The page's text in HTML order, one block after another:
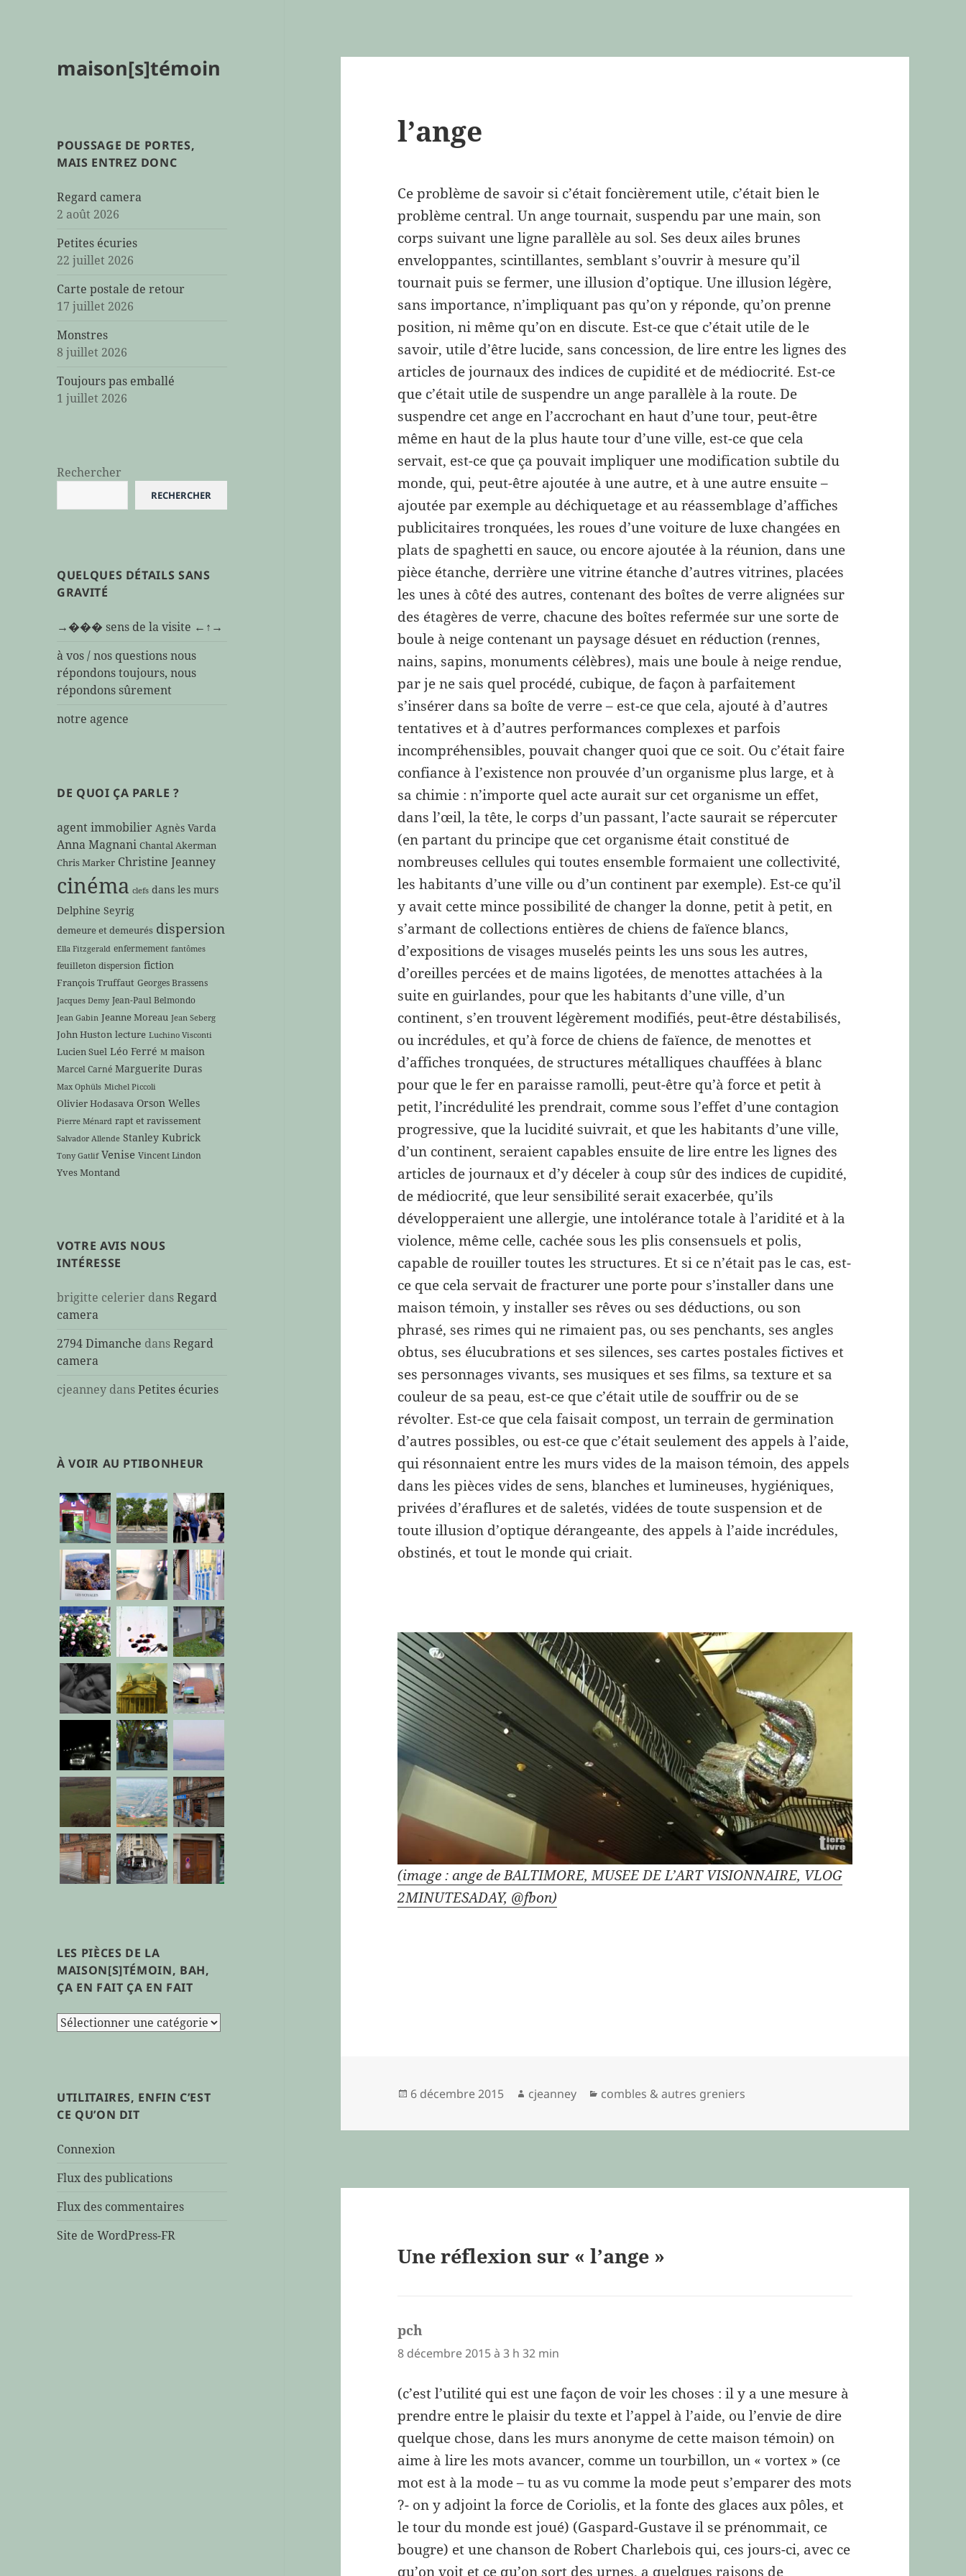
maison[s]témoin
POUSSAGE DE PORTES,
MAIS ENTREZ DONC
Regard camera
2 août 2026
Petites écuries
22 juillet 2026
Carte postale de retour
17 juillet 2026
Monstres
8 juillet 2026
Toujours pas emballé
1 juillet 2026
Rechercher
RECHERCHER
QUELQUES DÉTAILS SANS
GRAVITÉ
→��� sens de la visite ←↑→
à vos / nos questions nous
répondons toujours, nous
répondons sûrement
notre agence
DE QUOI ÇA PARLE ?
agent immobilier Agnès Varda
Anna Magnani Chantal Akerman
Chris Marker Christine Jeanney
cinéma clefs dans les murs
Delphine Seyrig
demeure et demeurés dispersion
Ella Fitzgerald enfermement fantômes
feuilleton dispersion fiction
François Truffaut Georges Brassens
Jacques Demy Jean-Paul Belmondo
Jean Gabin Jeanne Moreau Jean Seberg
John Huston lecture Luchino Visconti
Lucien Suel Léo Ferré M maison
Marcel Carné Marguerite Duras
Max Ophüls Michel Piccoli
Olivier Hodasava Orson Welles
Pierre Ménard rapt et ravissement
Salvador Allende Stanley Kubrick
Tony Gatlif Venise Vincent Lindon
Yves Montand
VOTRE AVIS NOUS
INTÉRESSE
brigitte celerier dansRegard
camera
2794 Dimanche dansRegard
camera
cjeanney dansPetites écuries
À VOIR AU PTIBONHEUR
LES PIÈCES DE LA
MAISON[S]TÉMOIN, BAH,
ÇA EN FAIT ÇA EN FAIT
les
maison[s]témoin,
bah,
en
ça
fait
UTILITAIRES, ENFIN C’EST
CE QU’ON DIT
Connexion
Flux des publications
Flux des commentaires
Site de WordPress-FR
l’ange
Ce problème de savoir si c’était foncièrement utile, c’était bien le
problème central. Un ange tournait, suspendu par une main, son
corps suivant une ligne parallèle au sol. Ses deux ailes brunes
enveloppantes, scintillantes, semblant s’ouvrir à mesure qu’il
tournait puis se fermer, une illusion d’optique. Une illusion légère,
sans importance, n’impliquant pas qu’on y réponde, qu’on prenne
position, ni même qu’on en discute. Est-ce que c’était utile de le
savoir, utile d’être lucide, sans concession, de lire entre les lignes des
articles de journaux des indices de cupidité et de médiocrité. Est-ce
que c’était utile de suspendre un ange parallèle à la route. De
suspendre cet ange en l’accrochant en haut d’une tour, peut-être
même en haut de la plus haute tour d’une ville, est-ce que cela
servait, est-ce que ça pouvait impliquer une modification subtile du
monde, qui, peut-être ajoutée à une autre, et à une autre ensuite –
ajoutée par exemple au déchiquetage et au réassemblage d’affiches
publicitaires tronquées, les roues d’une voiture de luxe changées en
plats de spaghetti en sauce, ou encore ajoutée à la réunion, dans une
pièce étanche, derrière une vitrine étanche d’autres vitrines, placées
les unes à côté des autres, contenant des boîtes de verre alignées sur
des étagères de verre, chacune des boîtes refermée sur une sorte de
boule à neige contenant un paysage désuet en réduction (rennes,
nains, sapins, monuments célèbres), mais une boule à neige rendue,
par je ne sais quel procédé, cubique, de façon à parfaitement
s’insérer dans sa boîte de verre – est-ce que cela, ajouté à d’autres
tentatives et à d’autres performances complexes et parfois
incompréhensibles, pouvait changer quoi que ce soit. Ou c’était faire
confiance à l’existence non prouvée d’un organisme plus large, et à
sa chimie : n’importe quel acte aurait sur cet organisme un effet,
dans l’œil, la tête, le corps d’un passant, l’acte saurait se répercuter
(en partant du principe que cet organisme était constitué de
nombreuses cellules qui toutes ensemble formaient une collectivité,
les habitants d’une ville ou d’un continent par exemple). Est-ce qu’il
y avait cette mince possibilité de changer la donne, petit à petit, en
s’armant de collections entières de chiens de faïence blancs,
d’expositions de visages muselés peints les uns sous les autres,
d’oreilles percées et de mains ligotées, de menottes attachées à la
suite en guirlandes, pour que les habitants d’une ville, d’un
continent, s’en trouvent légèrement modifiés, peut-être déstabilisés,
ou incrédules, et qu’à force de chiens de faïence, de menottes et
d’affiches tronquées, de structures métalliques chauffées à blanc
pour que le fer en paraisse ramolli, peut-être qu’à force et petit à
petit, l’incrédulité les prendrait, comme sous l’effet d’une contagion
progressive, que la lucidité suivrait, et que les habitants d’une ville,
d’un continent, seraient capables ensuite de lire entre les lignes des
articles de journaux et d’y déceler à coup sûr des indices de cupidité,
de médiocrité, que leur sensibilité serait exacerbée, qu’ils
développeraient une allergie, une intolérance totale à l’aridité et à la
violence, même celle, cachée sous les plis consensuels et polis,
capable de rouiller toutes les structures. Et si ce n’était pas le cas, est-
ce que cela servait de fracturer une porte pour s’installer dans une
maison témoin, y installer ses rêves ou ses déductions, ou son
phrasé, ses rimes qui ne rimaient pas, ou ses penchants, ses angles
obtus, ses élucubrations et ses silences, ses cartes postales fictives et
ses personnages vivants, ses musiques et ses films, sa texture et sa
couleur de sa peau, est-ce que c’était utile de souffrir ou de se
révolter. Est-ce que cela faisait compost, un terrain de germination
d’autres possibles, ou est-ce que c’était seulement des appels à l’aide,
qui résonnaient entre les murs vides de la maison témoin, des appels
dans les pièces vides de sens, blanches et lumineuses, hygiéniques,
privées d’éraflures et de saletés, vidées de toute suspension et de
toute illusion d’optique dérangeante, des appels à l’aide incrédules,
obstinés, et tout le monde qui criait.
(image : ange de BALTIMORE, MUSEE DE L’ART VISIONNAIRE, VLOG
2MINUTESADAY, @fbon)
Publié
6 décembre 2015 Auteur
cjeanney Catégories
combles & autres greniers
Une réflexion sur « l’ange »
pch
8 décembre 2015 à 3 h 32 min
(c’est l’utilité qui est une façon de voir les choses : il y a une mesure à
prendre entre le plaisir du texte et l’appel à l’aide, ou l’envie de dire
quelque chose, dans les murs anonyme de cette maison témoin) on
aime à lire les mots avancer, comme un tourbillon, un « vortex » (ce
mot est à la mode – tu as vu comme la mode peut s’emparer des mots
?- on y adjoint la force de Coriolis, et la fonte des glaces aux pôles, et
le tour du monde est joué) (Gaspard-Gustave il se prénommait, ce
bougre) et une chanson de Robert Charlebois qui, ces jours-ci, avec ce
qu’on voit et ce qu’on sort des urnes, a quelques raisons de